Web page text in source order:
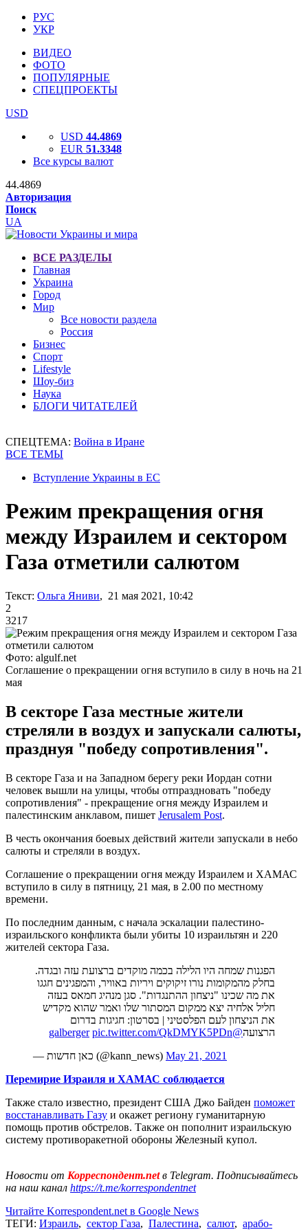
РУС
УКР
ВИДЕО
ФОТО
ПОПУЛЯРНЫЕ
СПЕЦПРОЕКТЫ
USD
USD 44.4869
EUR 51.3348
Все курсы валют
44.4869
Авторизация
Поиск
UA
ВСЕ РАЗДЕЛЫ
Главная
Украина
Город
Мир
Все новости раздела
Россия
Бизнес
Спорт
Lifestyle
Шоу-биз
Наука
БЛОГИ ЧИТАТЕЛЕЙ
СПЕЦТЕМА: Война в Иране
ВСЕ ТЕМЫ
Вступление Украины в ЕС
Режим прекращения огня
между Израилем и сектором
Газа отметили салютом
Текст: Ольга Яниви, 21 мая 2021, 10:42
2
3217
Фото: algulf.net
Соглашение о прекращении огня вступило в силу в ночь на 21
мая
В секторе Газа местные жители
стреляли в воздух и запускали салюты,
празднуя "победу сопротивления".
В секторе Газа и на Западном берегу реки Иордан сотни
человек вышли на улицы, чтобы отпраздновать "победу
сопротивления" - прекращение огня между Израилем и
палестинским анклавом, пишет Jerusalem Post.
В честь окончания боевых действий жители запускали в небо
салюты и стреляли в воздух.
Соглашение о прекращении огня между Израилем и ХАМАС
вступило в силу в пятницу, 21 мая, в 2.00 по местному
времени.
По последним данным, c начала эскалации палестино-
израильского конфликта были убиты 10 израильтян и 220
жителей сектора Газа.
הפגנות שמחה היו הלילה בכמה מוקדים ברצועת עזה ובגדה.
בחלק מהמקומות נורו זיקוקים ויריות באוויר, והמפגינים חגגו
את מה שכינו "ניצחון ההתנגדות". סגן מנהיג חמאס בעזה
חליל אלחיה יצא ממקום המסתור שלו ואמר שהוא מקדיש
את הניצחון לעם הפלסטיני | בסרטון: חגיגות בדרום
הרצועה@galberger
pic.twitter.com/QkDMYK5PDn
— כאן חדשות (@kann_news) May 21, 2021
Перемирие Израиля и ХАМАС соблюдается
Также стало известно, президент США Джо Байден поможет
восстанавливать Газу и окажет региону гуманитарную
помощь против обстрелов. Также он пополнит израильскую
систему противоракетной обороны Железный купол.
Новости от Корреспондент.netв Telegram. Подписывайтесь
на наш канал https://t.me/korrespondentnet
Читайте Korrespondent.net в Google News
ТЕГИ: Израиль, сектор Газа, Палестина, салют, арабо-